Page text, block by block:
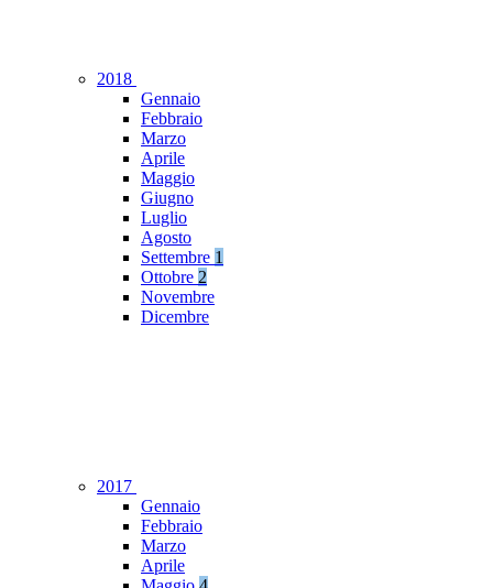
2018
Gennaio
Febbraio
Marzo
Aprile
Maggio
Giugno
Luglio
Agosto
Settembre 1
Ottobre 2
Novembre
Dicembre
2017
Gennaio
Febbraio
Marzo
Aprile